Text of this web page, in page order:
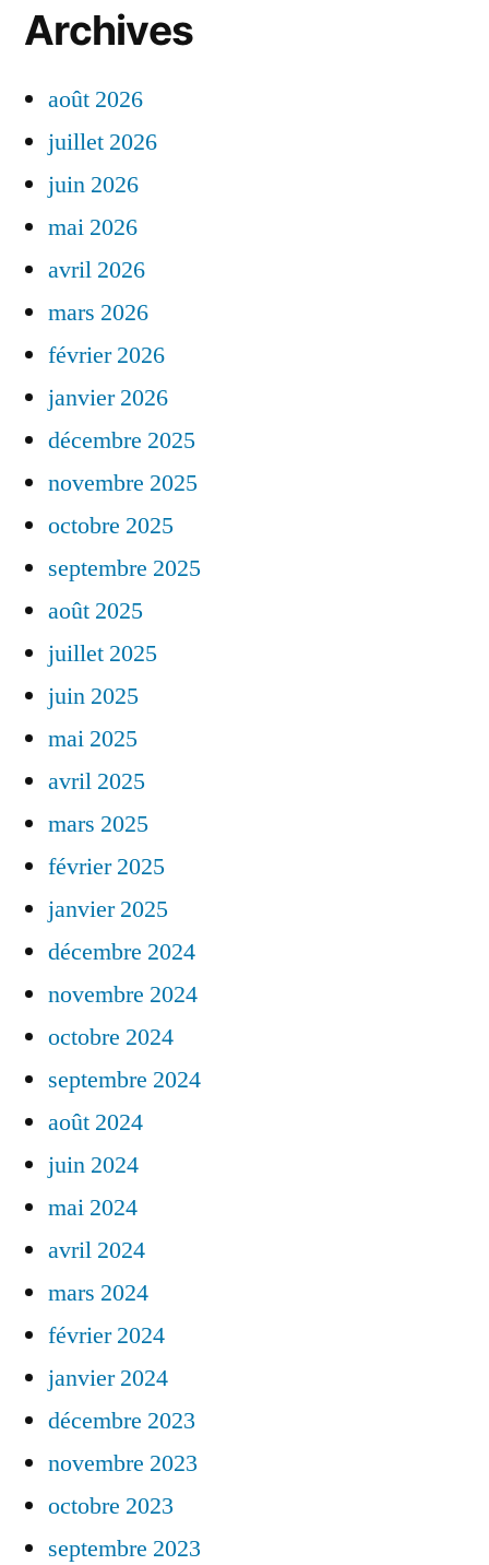
Archives
août 2026
juillet 2026
juin 2026
mai 2026
avril 2026
mars 2026
février 2026
janvier 2026
décembre 2025
novembre 2025
octobre 2025
septembre 2025
août 2025
juillet 2025
juin 2025
mai 2025
avril 2025
mars 2025
février 2025
janvier 2025
décembre 2024
novembre 2024
octobre 2024
septembre 2024
août 2024
juin 2024
mai 2024
avril 2024
mars 2024
février 2024
janvier 2024
décembre 2023
novembre 2023
octobre 2023
septembre 2023